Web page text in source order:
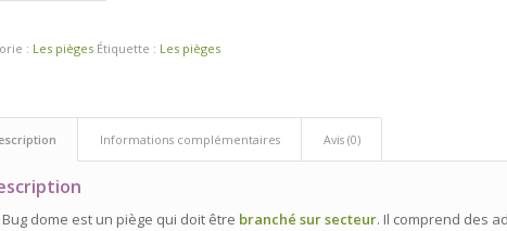
: Les pièges Étiquette : Les pièges
Informations complémentaires Avis (0)
Bug dome est un piège qui doit être branché sur secteur. Il comprend des